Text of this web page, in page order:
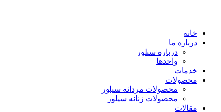
خانه
درباره ما
درباره سیلور
واحدها
خدمات
محصولات
محصولات مردانه سیلور
محصولات زنانه سیلور
مقالات